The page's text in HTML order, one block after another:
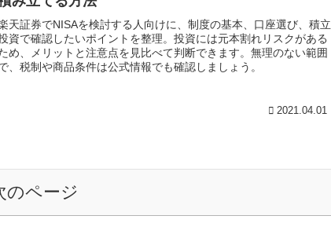
天証券でNISAを検討する人向けに、制度の基本、口座選び、積立
資で確認したいポイントを整理。投資には元本割れリスクがある
め、メリットと注意点を見比べて判断できます。無理のない範囲
、税制や商品条件は公式情報でも確認しましょう。
2021.04.01
のページ